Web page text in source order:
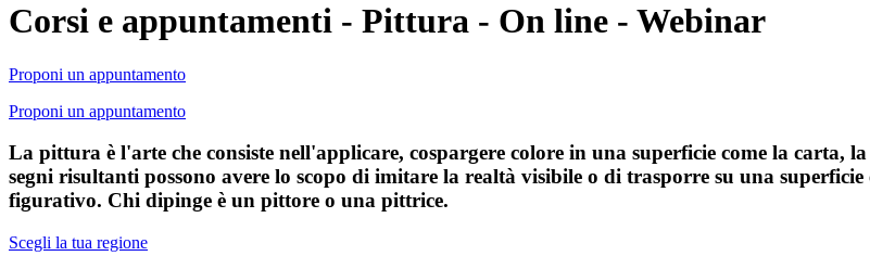
Corsi e appuntamenti - Pittura - On line - Webinar
Proponi un appuntamento
Proponi un appuntamento
La pittura è l'arte che consiste nell'applicare, cospargere colore in una superficie come la carta,
segni risultanti possono avere lo scopo di imitare la realtà visibile o di trasporre su una
figurativo. Chi dipinge è un pittore o una pittrice.
Scegli la tua regione